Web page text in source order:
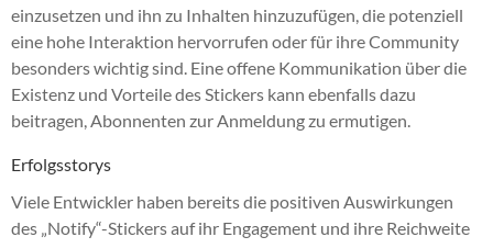
einzusetzen und ihn zu Inhalten hinzuzufügen, die potenziell
eine hohe Interaktion hervorrufen oder für ihre Community
besonders wichtig sind. Eine offene Kommunikation über die
Existenz und Vorteile des Stickers kann ebenfalls dazu
beitragen, Abonnenten zur Anmeldung zu ermutigen.
Erfolgsstorys
Viele Entwickler haben bereits die positiven Auswirkungen
des „Notify“-Stickers auf ihr Engagement und ihre Reichweite